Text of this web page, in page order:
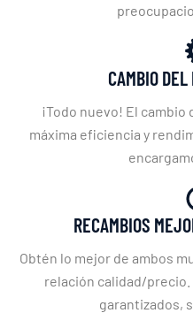
CAMBIO
¡Todo nuevo! El
máxima eficiencia y
RECAMBIOS
Obtén lo mejor de ambos
relación calidad/
garantizados,